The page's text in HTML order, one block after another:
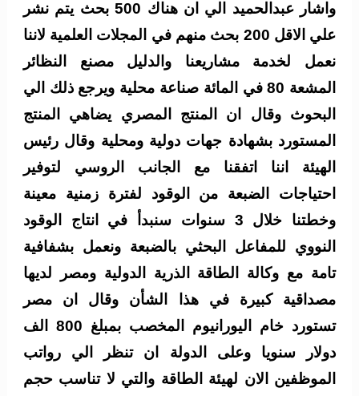
واشار عبدالحميد الي ان هناك 500 بحث يتم نشر
علي الاقل 200 بحث منهم في المجلات العلمية لاننا
نعمل لخدمة مشاريعنا والدليل مصنع النظائر
المشعة 80 في المائة صناعة محلية ويرجع ذلك الي
البحوث وقال ان المنتج المصري يضاهي المنتج
المستورد بشهادة جهات دولية ومحلية وقال رئيس
الهيئة اننا اتفقنا مع الجانب الروسي لتوفير
احتياجات الضبعة من الوقود لفترة زمنية معينة
وخطتنا خلال 3 سنوات سنبدأ في انتاج الوقود
النووي للمفاعل البحثي بالضبعة ونعمل بشفافية
تامة مع وكالة الطاقة الذرية الدولية ومصر لديها
مصداقية كبيرة في هذا الشأن وقال ان مصر
تستورد خام اليورانيوم المخصب بمبلغ 800 الف
دولار سنويا وعلى الدولة ان تنظر الي رواتب
الموظفين الان لهيئة الطاقة والتي لا تناسب حجم